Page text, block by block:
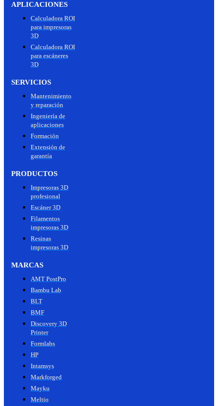
APLICACIONES
Calculadora ROI
para impresoras
3D
Calculadora ROI
para escáneres
3D
SERVICIOS
Mantenimiento
y reparación
Ingeniería de
aplicaciones
Formación
Extensión de
garantía
PRODUCTOS
Impresoras 3D
profesional
Escáner 3D
Filamentos
impresoras 3D
Resinas
impresoras 3D
MARCAS
AMT PostPro
Bambu Lab
BLT
BMF
Discovery 3D
Printer
Formlabs
HP
Intamsys
Markforged
Mayku
Meltio